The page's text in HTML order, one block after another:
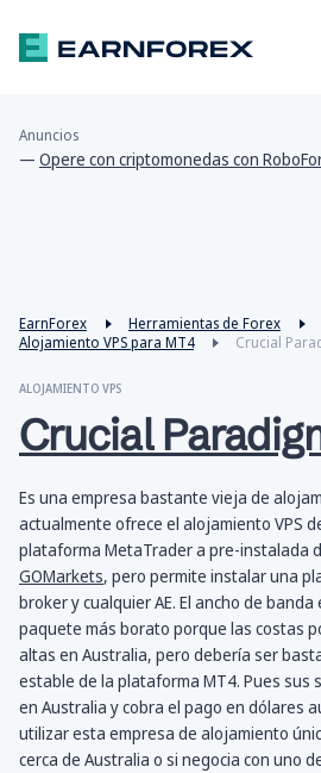
Anuncios
— Opere con criptomonedas con
EarnForex
Herramientas de Forex
Alojamiento VPS para MT4
Crucial
ALOJAMIENTO VPS
Crucial
Es una empresa bastante vieja de
actualmente ofrece el alojamiento VPS
plataforma MetaTrader a pre-instalada
GOMarkets, pero permite instalar una
broker y cualquier AE. El ancho de
paquete más borato porque las costas
altas en Australia, pero debería ser
estable de la plataforma MT4. Pues sus
en Australia y cobra el pago en dólares
utilizar esta empresa de alojamiento
cerca de Australia o si negocia con uno